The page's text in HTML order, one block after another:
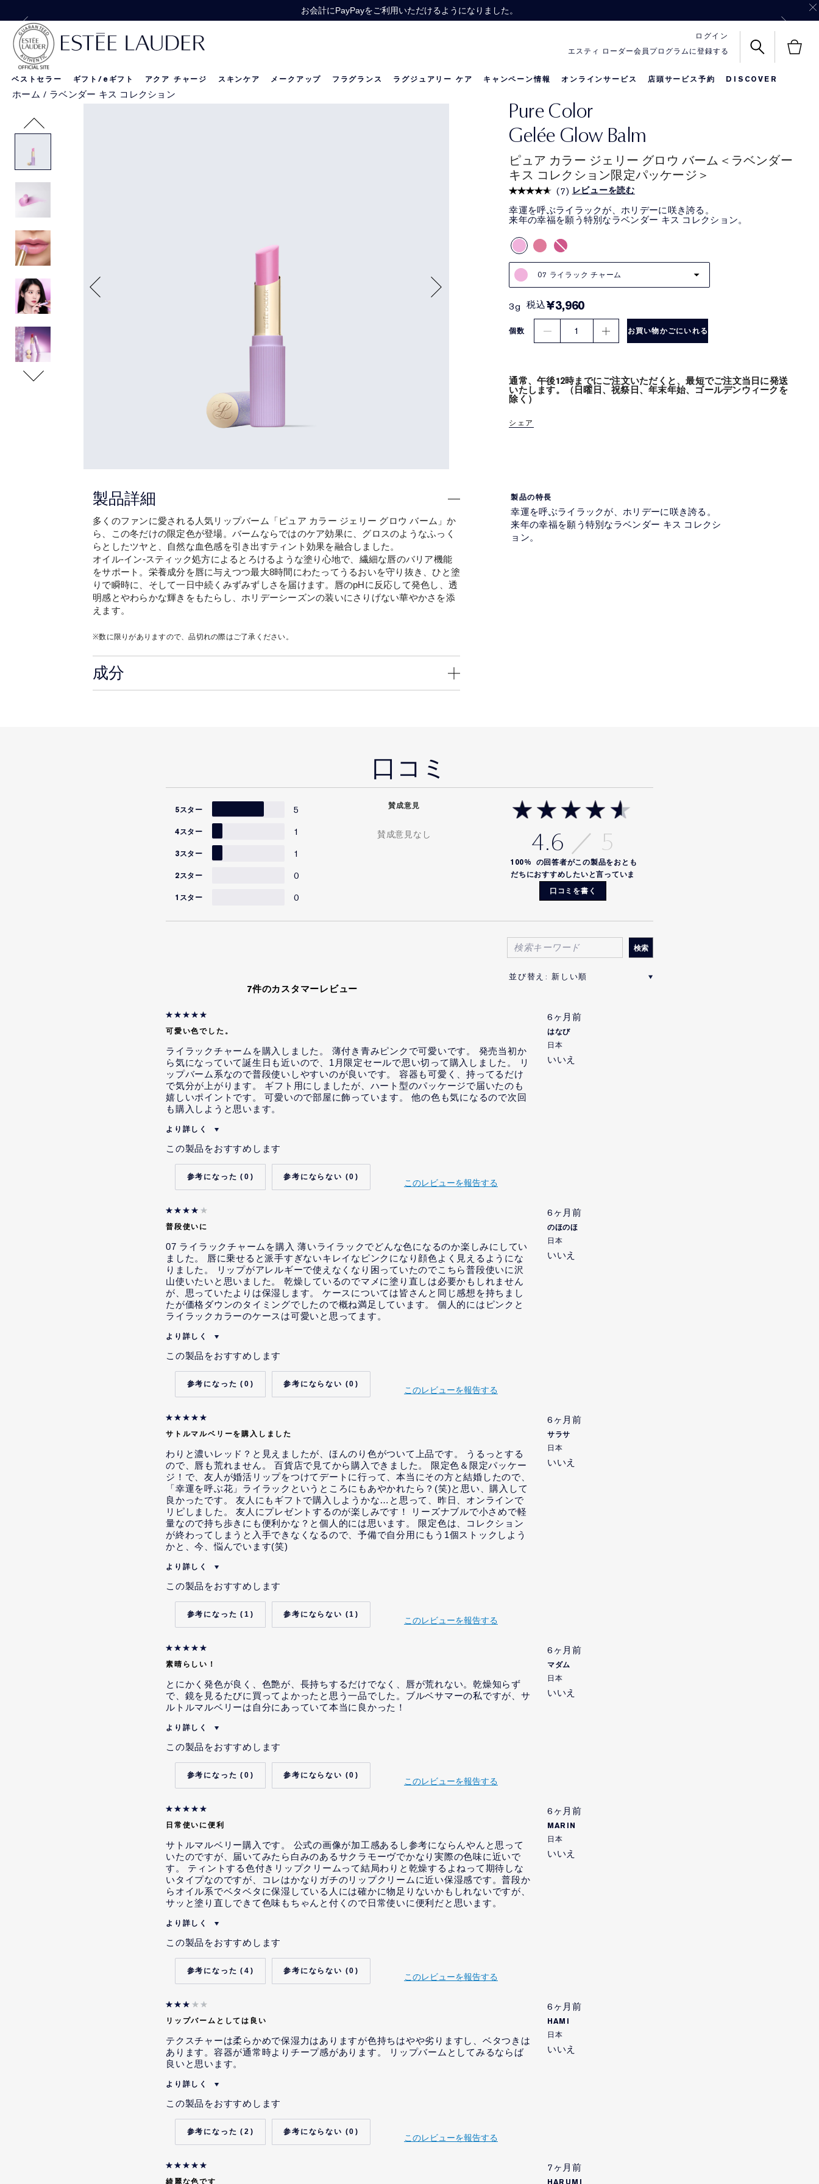
価格改定のお知らせ
【Special Offer】公式オンライン ショップで13,200円（税込）以上ご購入の方に、バッグをプレゼント！
【Special Offer】スキンケア製品を22,000円（税込）以上ご購入で、人気スキンケアのトラベル サイズ3点を一緒にお届け！
お会計にPayPayをご利用いただけるようになりました。
エスティ ローダー会員プログラムに登録する
ログイン
ベストセラー ギフト/eギフト アクア チャージ スキンケア メークアップ フラグランス ラグジュアリー ケア キャンペーン情報 オンラインサービス 店頭サービス予約 DISCOVER
限定セット
名前入りリップ
メークアップ
ホーム / ラベンダー キス コレクション
Pure Color
Gelée Glow Balm
ピュア カラー ジェリー グロウ バーム＜ラベンダー
キス コレクション限定パッケージ＞
(7) レビューを読む
幸運を呼ぶライラックが、ホリデーに咲き誇る。
来年の幸福を願う特別なラベンダー キス コレクション。
07 ライラック チャーム
3g 税込¥3,960
個数 1 お買い物かごにいれる
通常、午後12時までにご注文いただくと、最短でご注文当日に発送
いたします。（日曜日、祝祭日、年末年始、ゴールデンウィークを
除く）
シェア
製品詳細
多くのファンに愛される人気リップバーム「ピュア カラー ジェリー グロウ バーム」か
ら、この冬だけの限定色が登場。バームならではのケア効果に、グロスのようなふっく
らとしたツヤと、自然な血色感を引き出すティント効果を融合しました。
オイル-イン-スティック処方によるとろけるような塗り心地で、繊細な唇のバリア機能
をサポート。栄養成分を唇に与えつつ最大8時間にわたってうるおいを守り抜き、ひと塗
りで瞬時に、そして一日中続くみずみずしさを届けます。唇のpHに反応して発色し、透
明感とやわらかな輝きをもたらし、ホリデーシーズンの装いにさりげない華やかさを添
えます。
※数に限りがありますので、品切れの際はご了承ください。
製品の特長
幸運を呼ぶライラックが、ホリデーに咲き誇る。
来年の幸福を願う特別なラベンダー キス コレクシ
ョン。
成分
口コミ
4.6
口コミを書く
100% の回答者がこの製品をおとも
だちにおすすめしたいと言っていま
す
5スター 5
4スター 1
3スター 1
2スター 0
1スター 0
賛成意見
賛成意見なし
7件のカスタマーレビュー
可愛い色でした。
6ヶ月前
はなび
日本
いいえ
ライラックチャームを購入しました。 薄付き青みピンクで可愛いです。 発売当初か
ら気になっていて誕生日も近いので、1月限定セールで思い切って購入しました。 リ
ップバーム系なので普段使いしやすいのが良いです。 容器も可愛く、持ってるだけ
で気分が上がります。 ギフト用にしましたが、ハート型のパッケージで届いたのも
嬉しいポイントです。 可愛いので部屋に飾っています。 他の色も気になるので次回
も購入しようと思います。
より詳しく
私は当社の従業員です。
本レビューを投稿するにあたり、当社から、インセン
ティブを受けることが示唆されました。
いいえ
本レビューの投稿内容について、当社から、特定の内
いいえ
容を記載するよう明示的な指示または依頼までは受け
この製品をおすすめします
0 0
このレビューを報告する
普段使いに
6ヶ月前
のほのほ
日本
いいえ
07 ライラックチャームを購入 薄いライラックでどんな色になるのか楽しみにしてい
ました。 唇に乗せると派手すぎないキレイなピンクになり顔色よく見えるようにな
りました。 リップがアレルギーで使えなくなり困っていたのでこちら普段使いに沢
山使いたいと思いました。 乾燥しているのでマメに塗り直しは必要かもしれません
が、思っていたよりは保湿します。 ケースについては皆さんと同じ感想を持ちまし
たが価格ダウンのタイミングでしたので概ね満足しています。 個人的にはピンクと
ライラックカラーのケースは可愛いと思ってます。
より詳しく
私は当社の従業員です。
本レビューを投稿するにあたり、当社から、インセン
ティブを受けることが示唆されました。
はい
本レビューの投稿内容について、当社から、特定の内
いいえ
容を記載するよう明示的な指示または依頼までは受け
この製品をおすすめします
0 0
このレビューを報告する
サトルマルベリーを購入しました
6ヶ月前
サラサ
日本
いいえ
わりと濃いレッド？と見えましたが、ほんのり色がついて上品です。 うるっとする
ので、唇も荒れません。 百貨店で見てから購入できました。 限定色＆限定パッケー
ジ！で、友人が婚活リップをつけてデートに行って、本当にその方と結婚したので、
「幸運を呼ぶ花」ライラックというところにもあやかれたら？(笑)と思い、購入して
良かったです。 友人にもギフトで購入しようかな…と思って、昨日、オンラインで
リピしました。 友人にプレゼントするのが楽しみです！ リーズナブルで小さめで軽
量なので持ち歩きにも便利かな？と個人的には思います。 限定色は、コレクション
が終わってしまうと入手できなくなるので、予備で自分用にもう1個ストックしよう
かと、今、悩んでいます(笑)
より詳しく
私は当社の従業員です。
本レビューを投稿するにあたり、当社から、インセン
ティブを受けることが示唆されました。
いいえ
本レビューの投稿内容について、当社から、特定の内
いいえ
容を記載するよう明示的な指示または依頼までは受け
この製品をおすすめします
1 1
このレビューを報告する
素晴らしい！
6ヶ月前
マダム
日本
いいえ
とにかく発色が良く、色艶が、長持ちするだけでなく、唇が荒れない。乾燥知らず
で、鏡を見るたびに買ってよかったと思う一品でした。ブルベサマーの私ですが、サ
ルトルマルベリーは自分にあっていて本当に良かった！
より詳しく
私は当社の従業員です。
本レビューを投稿するにあたり、当社から、インセン
ティブを受けることが示唆されました。
いいえ
本レビューの投稿内容について、当社から、特定の内
いいえ
容を記載するよう明示的な指示または依頼までは受け
この製品をおすすめします
0 0
このレビューを報告する
日常使いに便利
6ヶ月前
MARIN
日本
いいえ
サトルマルベリー購入です。 公式の画像が加工感あるし参考にならんやんと思って
いたのですが、届いてみたら白みのあるサクラモーヴでかなり実際の色味に近いで
す。 ティントする色付きリップクリームって結局わりと乾燥するよねって期待しな
いタイプなのですが、コレはかなりガチのリップクリームに近い保湿感です。普段か
らオイル系でベタベタに保湿している人には確かに物足りないかもしれないですが、
サッと塗り直しできて色味もちゃんと付くので日常使いに便利だと思います。
より詳しく
私は当社の従業員です。
本レビューを投稿するにあたり、当社から、インセン
ティブを受けることが示唆されました。
いいえ
本レビューの投稿内容について、当社から、特定の内
いいえ
容を記載するよう明示的な指示または依頼までは受け
この製品をおすすめします
4 0
このレビューを報告する
リップバームとしては良い
6ヶ月前
HAMI
日本
いいえ
テクスチャーは柔らかめで保湿力はありますが色持ちはやや劣りますし、ベタつきは
あります。容器が通常時よりチープ感があります。 リップバームとしてみるならば
良いと思います。
より詳しく
私は当社の従業員です。
本レビューを投稿するにあたり、当社から、インセン
ティブを受けることが示唆されました。
いいえ
本レビューの投稿内容について、当社から、特定の内
いいえ
この製品をおすすめします
2 0
このレビューを報告する
綺麗な色です
7ヶ月前